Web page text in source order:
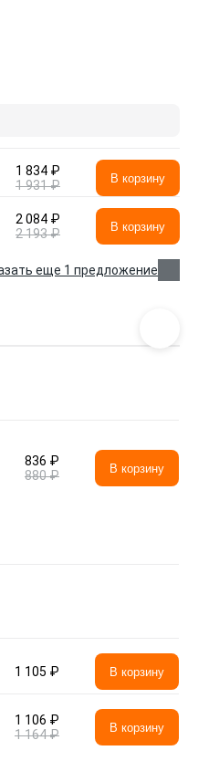
1 834 ₽
1 931 ₽
В корзину
2 084 ₽
2 193 ₽
В корзину
еще 1 предложение
836 ₽
880 ₽
В корзину
1 105 ₽ В корзину
1 106 ₽
1 164 ₽
В корзину